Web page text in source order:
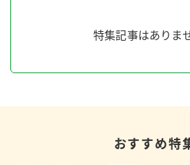
みりん風・料理酒
商品ブランドサイト
企業情報
特集記事はありま
おすすめ特